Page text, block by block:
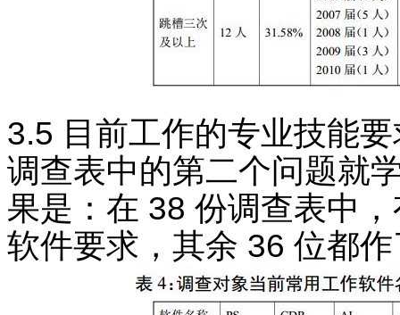
3.5 目前工作的专业技能
调查表中的第二个问题就
果是：在 38 份调查表中
软件要求，其余 36 位都